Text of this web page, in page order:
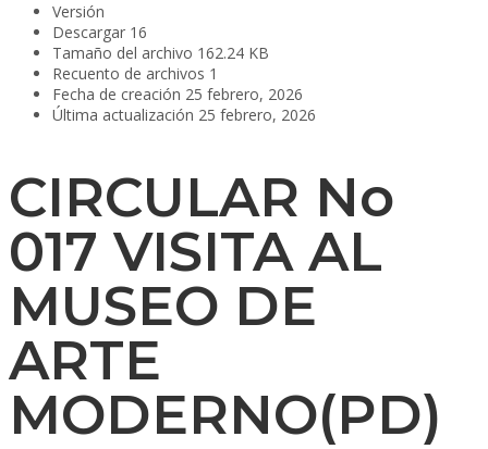
Versión
Descargar 16
Tamaño del archivo 162.24 KB
Recuento de archivos 1
Fecha de creación 25 febrero, 2026
Última actualización 25 febrero, 2026
CIRCULAR No
017 VISITA AL
MUSEO DE
ARTE
MODERNO(PD)